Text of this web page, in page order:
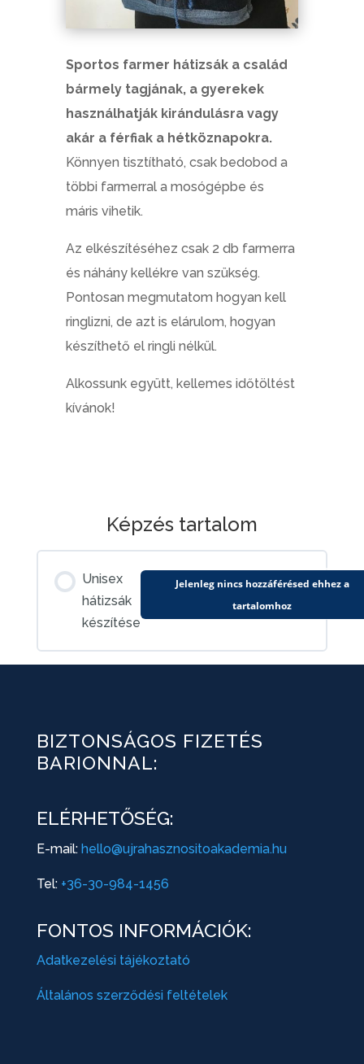
Sportos farmer hátizsák a család
bármely tagjának, a gyerekek
használhatják kirándulásra vagy
akár a férfiak a hétköznapokra.
Könnyen tisztítható, csak bedobod a
többi farmerral a mosógépbe és
máris vihetik.
Az elkészítéséhez csak 2 db farmerra
és náhány kellékre van szükség.
Pontosan megmutatom hogyan kell
ringlizni, de azt is elárulom, hogyan
készíthető el ringli nélkül.
Alkossunk együtt, kellemes időtöltést
kívánok!
Képzés tartalom
Unisex
hátizsák
készítése
Jelenleg nincs hozzáférésed ehhez a
tartalomhoz
BIZTONSÁGOS FIZETÉS
BARIONNAL:
ELÉRHETŐSÉG:
E-mail: hello@ujrahasznositoakademia.hu
Tel: +36-30-984-1456
FONTOS INFORMÁCIÓK:
Adatkezelési tájékoztató
Általános szerződési feltételek